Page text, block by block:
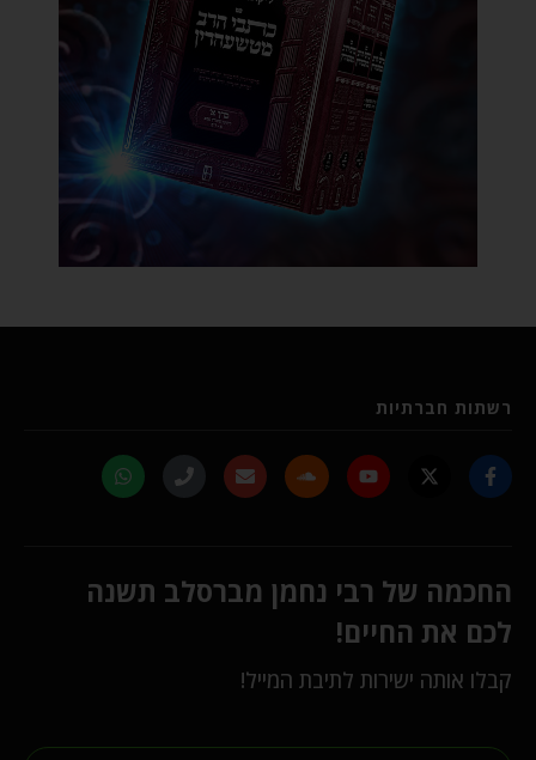
רשתות חברתיות
החכמה של רבי נחמן מברסלב תשנה
לכם את החיים!
קבלו אותה ישירות לתיבת המייל!